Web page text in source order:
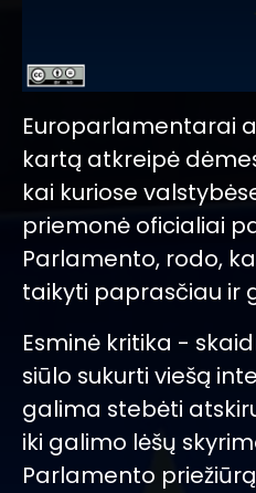
Europarlamentarai
kartą atkreipė
kai kuriose
priemonė oficialiai
Parlamento, rodo,
taikyti paprasčiau ir
Esminė kritika -
siūlo sukurti viešą
galima stebėti
iki galimo lėšų
Parlamento